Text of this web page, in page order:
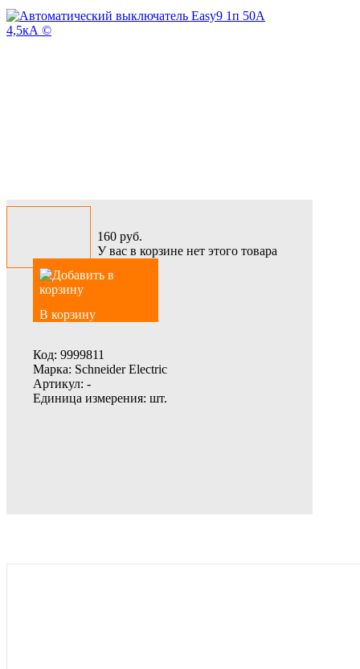
160 руб.
У вас в корзине нет этого товара
В корзину
Код: 9999811
Марка: Schneider Electric
Артикул: -
Единица измерения: шт.